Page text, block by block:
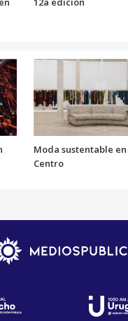
Moda sustentable
Centro